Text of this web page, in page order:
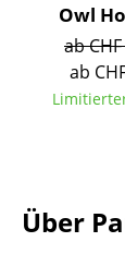
... alle
Owl
ab
ab
Über